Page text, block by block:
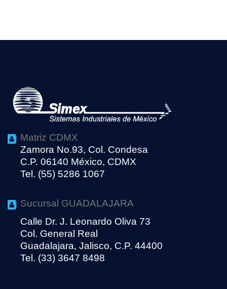
Matriz CDMX
Zamora No.93, Col. Condesa
C.P. 06140 México, CDMX
Tel. (55) 5286 1067
Sucursal GUADALAJARA
Calle Dr. J. Leonardo Oliva 73
Col. General Real
Guadalajara, Jalisco, C.P. 44400
Tel. (33) 3647 8498